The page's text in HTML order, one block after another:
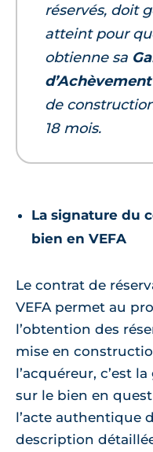
réservés, doit
atteint pour
obtienne sa
d’Achèvement
de
18 mois.
La signature du
bien en VEFA
Le contrat de
VEFA permet au
l’obtention des
mise en
l’acquéreur, c’est
sur le bien en
l’acte authentique
description